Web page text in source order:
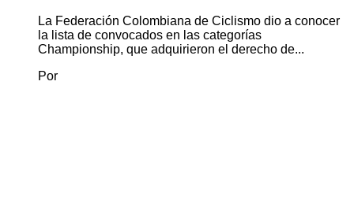
La Federación Colombiana de Ciclismo dio a conocer
la lista de convocados en las categorías
Championship, que adquirieron el derecho de...
Por